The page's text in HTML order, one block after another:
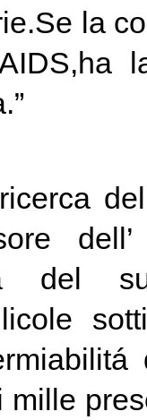
la
del
mille